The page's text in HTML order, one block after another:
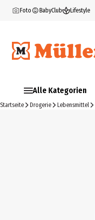
Foto BabyClub Lifestyle
Alle Kategorien
Startseite Drogerie Lebensmittel